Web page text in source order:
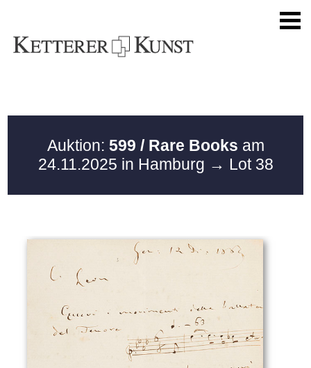
Auktion: 599 / Rare Books am
24.11.2025 in Hamburg → Lot 38